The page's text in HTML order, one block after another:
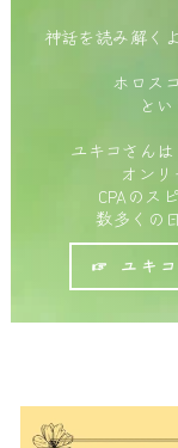
神話を読み解く
ホロス
と
ユキコさん
オン
CPAのス
数多くの
☞ ユキコ